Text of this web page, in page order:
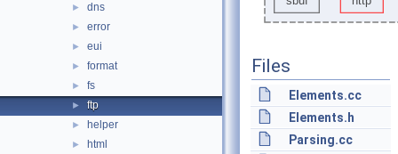
► dns
► error
► eui
► format
► fs
► ftp
► helper
► html
Files
Elements.cc
Elements.h
Parsing.cc